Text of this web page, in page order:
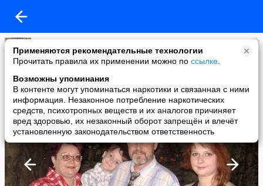
Применяются рекомендательные технологии
Прочитать правила их применении можно по ссылке
Возможны упоминания
В контенте могут упоминаться наркотики и связанная с ними
информация. Незаконное потребление наркотических
средств, психотропных веществ и их аналогов причиняет
вред здоровью, их незаконный оборот запрещён и влечёт
установленную законодательством ответственность
Надя Покудова
added a photo
05 May в 20:08